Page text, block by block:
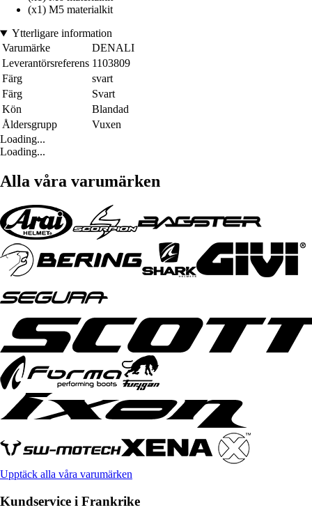
(x1) M5 materialkit
Ytterligare information
Varumärke
DENALI
Leverantörsreferens 1103809
Färg
svart
Färg
Svart
Kön
Blandad
Åldersgrupp
Vuxen
Loading...
Loading...
Alla våra varumärken
Upptäck alla våra varumärken
Kundservice i Frankrike